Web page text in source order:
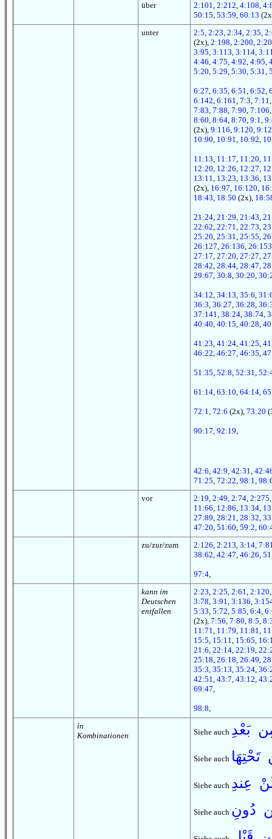
über 2:101, 2:212, 4:108,
50:15, 53:59, 60:13
unter
2:5, 2:23, 2:34, 2:35,
(2x), 2:198, 2:200,
3:95, 3:113, 3:114,
4:46, 4:75, 4:92, 4:95,
5:20, 5:29, 5:30, 5:31,
6:27, 6:35, 6:51, 6:52,
6:142, 6:161, 7:3, 7:11
7:83, 7:88, 7:90, 7:106
8:60, 8:64, 8:70, 9:1,
(2x), 9:116, 9:120,
10:90, 10:91, 10:92,
11:13, 11:17, 11:20,
12:20, 12:26, 12:27,
13:11, 13:23, 13:36,
(2x), 16:97, 16:120,
18:43, 18:50 (2x),
21:24, 21:29, 21:43,
22:62, 22:71, 22:73,
25:20, 25:31, 25:55,
26:127, 26:136, 26:153
27:17, 27:20, 27:27,
28:42, 28:44, 28:47,
29:67, 30:8, 30:20,
34:12, 34:13, 35:6,
36:3, 36:27, 36:28,
37:141, 38:24, 38:74,
40:40, 40:15, 40:28,
41:23, 41:24, 41:25,
46:22, 46:27, 46:35,
51:35, 52:8, 52:31,
61:14, 63:10, 64:14,
72:1, 72:6 (2x), 73:20
90:17, 92:19,
42:6, 42:9, 42:31,
71:25, 72:22, 98:1,
vor
2:19, 2:49, 2:74, 2:275
11:66, 12:86, 13:34,
27:89, 28:21, 28:32,
47:20, 51:60, 59:2,
zu/zur/zum
2:126, 2:213, 3:14,
38:62, 42:47, 46:26,
97:4,
kann im
Deutschen
entfallen
2:23, 2:25, 2:61, 2:120
3:78, 3:91, 3:136,
5:33, 5:72, 5:85, 6:4,
(2x), 7:56, 7:80, 8:5,
11:71, 11:79, 11:81,
15:5, 15:11, 15:65,
21:6, 22:14, 22:19,
25:18, 26:18, 26:49,
35:3, 35:13, 35:24,
42:51, 43:7, 43:12,
69:47,
98:8,
in
Kombinationen
Siehe auch بَعْدِ
Siehe auch تَحْتِهَا
Siehe auch عِند
Siehe auch دُونِ